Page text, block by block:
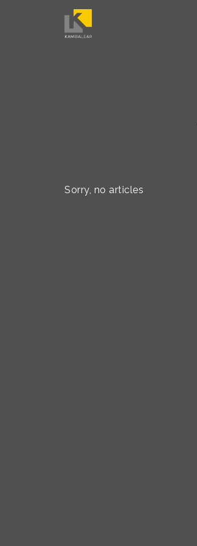
Sorry, no articles